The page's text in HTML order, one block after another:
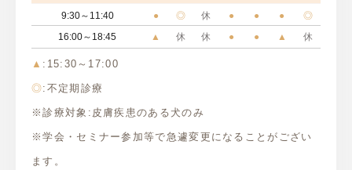
9:30～11:40
● ◎ 休 ● ● ●
◎
16:00～18:45
▲ 休 休 ● ● ▲ 休
▲ :15:30～17:00
◎:不定期診療
※診療対象:皮膚疾患のある犬のみ
※学会・セミナー参加等で急遽変更になることがござい
ます。